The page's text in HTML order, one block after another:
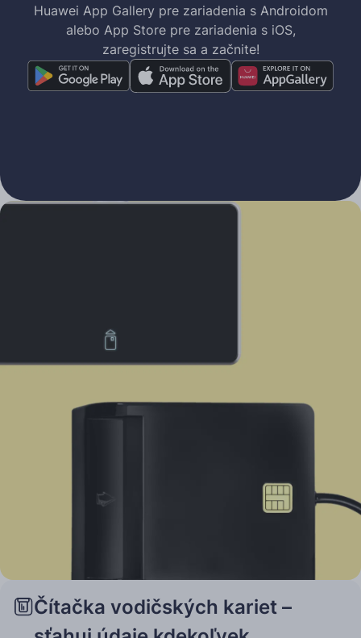
Huawei App Gallery pre zariadenia s Androidom
alebo App Store pre zariadenia s iOS,
zaregistrujte sa a začnite!
Čítačka vodičských kariet –